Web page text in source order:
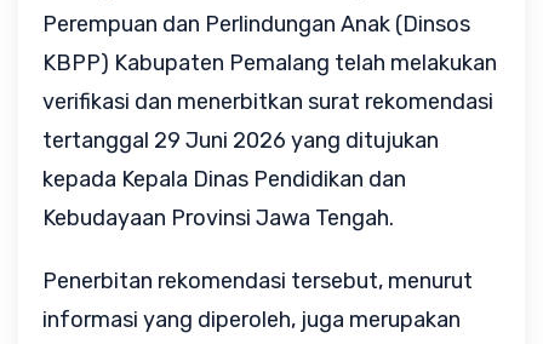
Perempuan dan Perlindungan Anak (Dinsos
KBPP) Kabupaten Pemalang telah melakukan
verifikasi dan menerbitkan surat rekomendasi
tertanggal 29 Juni 2026 yang ditujukan
kepada Kepala Dinas Pendidikan dan
Kebudayaan Provinsi Jawa Tengah.
Penerbitan rekomendasi tersebut, menurut
informasi yang diperoleh, juga merupakan